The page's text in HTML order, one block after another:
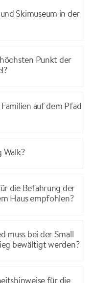
Skimuseum in der
Punkt der
auf dem Pfad
Walk?
die Befahrung der
Haus empfohlen?
muss bei der Small
bewältigt werden?